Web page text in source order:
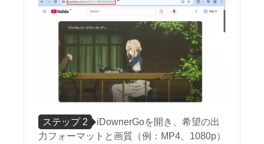
ステップ 2
iDownerGoを開き、希望の出
力フォーマットと画質（例：MP4、1080p）